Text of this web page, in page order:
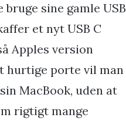
sine gamle USB
et nyt USB C
Apples version
hurtige porte vil man
MacBook, uden at
rigtigt mange